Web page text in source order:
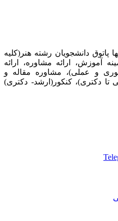
پاتوق دانشجویان رشته هنر(کلیه
آموزش، ارائه‌ مشاوره‌، ارائه
و عملی)، مشاوره مقاله و
تا دکتری)، کنکور(ارشد- دکتری)